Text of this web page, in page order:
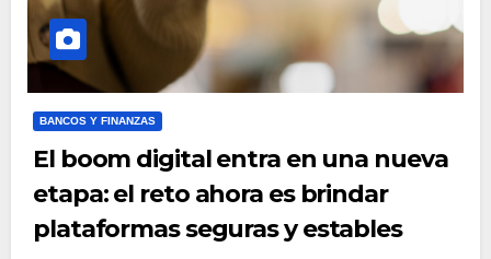
BANCOS Y FINANZAS
El boom digital entra en una nueva
etapa: el reto ahora es brindar
plataformas seguras y estables